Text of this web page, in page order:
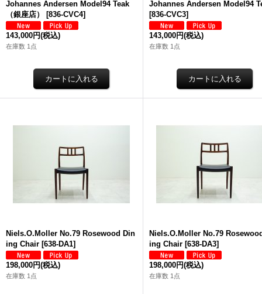
Johannes Andersen Model94 Teak
（銀座店）
[836-CVC4]
143,000円(税込)
在庫数 1点
Johannes Andersen Model94
[836-CVC3]
143,000円(税込)
在庫数 1点
Niels.O.Moller No.79 Rosewood Din
ing Chair [638-DA1]
198,000円(税込)
在庫数 1点
Niels.O.Moller No.79
ing Chair [638-DA3]
198,000円(税込)
在庫数 1点